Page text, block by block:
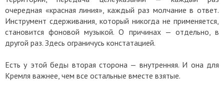
очередная «красная линия», каждый раз молчание в ответ.
Инструмент сдерживания, который никогда не применяется,
становится фоновой музыкой. О причинах — отдельно, в
другой раз. Здесь ограничусь констатацией.
Есть у этой беды вторая сторона — внутренняя. И она для
Кремля важнее, чем все остальные вместе взятые.